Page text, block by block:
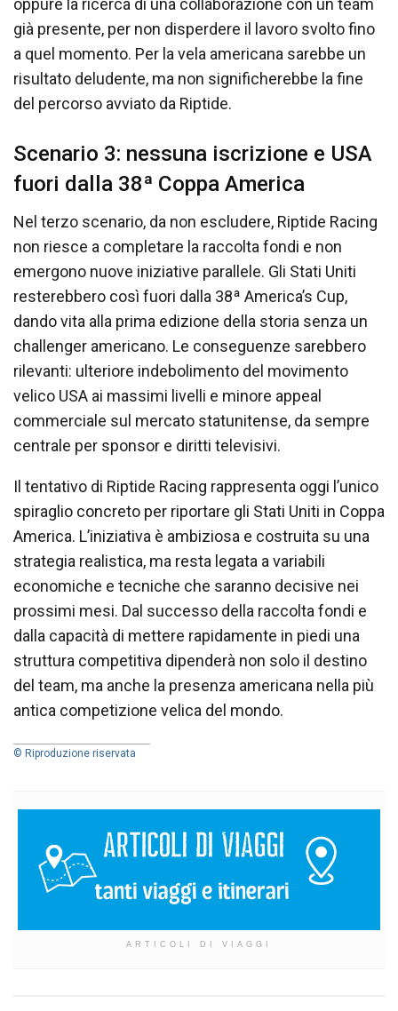
oppure la ricerca di una collaborazione con un team
già presente, per non disperdere il lavoro svolto fino
a quel momento. Per la vela americana sarebbe un
risultato deludente, ma non significherebbe la fine
del percorso avviato da Riptide.
Scenario 3: nessuna iscrizione e USA
fuori dalla 38ª Coppa America
Nel terzo scenario, da non escludere, Riptide Racing
non riesce a completare la raccolta fondi e non
emergono nuove iniziative parallele. Gli Stati Uniti
resterebbero così fuori dalla 38ª America’s Cup,
dando vita alla prima edizione della storia senza un
challenger americano. Le conseguenze sarebbero
rilevanti: ulteriore indebolimento del movimento
velico USA ai massimi livelli e minore appeal
commerciale sul mercato statunitense, da sempre
centrale per sponsor e diritti televisivi.
Il tentativo di Riptide Racing rappresenta oggi l’unico
spiraglio concreto per riportare gli Stati Uniti in Coppa
America. L’iniziativa è ambiziosa e costruita su una
strategia realistica, ma resta legata a variabili
economiche e tecniche che saranno decisive nei
prossimi mesi. Dal successo della raccolta fondi e
dalla capacità di mettere rapidamente in piedi una
struttura competitiva dipenderà non solo il destino
del team, ma anche la presenza americana nella più
antica competizione velica del mondo.
© Riproduzione riservata
ARTICOLI DI VIAGGI